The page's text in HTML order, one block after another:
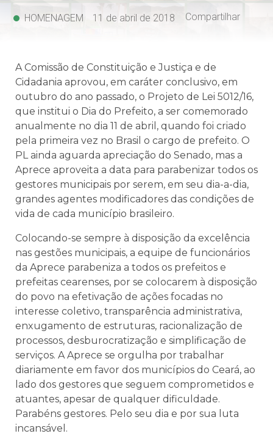
HOMENAGEM 11 de abril de 2018 Compartilhar
A Comissão de Constituição e Justiça e de
Cidadania aprovou, em caráter conclusivo, em
outubro do ano passado, o Projeto de Lei 5012/16,
que institui o Dia do Prefeito, a ser comemorado
anualmente no dia 11 de abril, quando foi criado
pela primeira vez no Brasil o cargo de prefeito. O
PL ainda aguarda apreciação do Senado, mas a
Aprece aproveita a data para parabenizar todos os
gestores municipais por serem, em seu dia-a-dia,
grandes agentes modificadores das condições de
vida de cada município brasileiro.
Colocando-se sempre à disposição da excelência
nas gestões municipais, a equipe de funcionários
da Aprece parabeniza a todos os prefeitos e
prefeitas cearenses, por se colocarem à disposição
do povo na efetivação de ações focadas no
interesse coletivo, transparência administrativa,
enxugamento de estruturas, racionalização de
processos, desburocratização e simplificação de
serviços. A Aprece se orgulha por trabalhar
diariamente em favor dos municípios do Ceará, ao
lado dos gestores que seguem comprometidos e
atuantes, apesar de qualquer dificuldade.
Parabéns gestores. Pelo seu dia e por sua luta
incansável.